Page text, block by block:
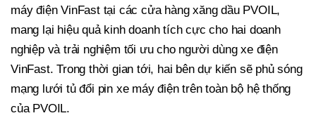
máy điện VinFast tại các cửa hàng xăng dầu PVOIL,
mang lại hiệu quả kinh doanh tích cực cho hai doanh
nghiệp và trải nghiệm tối ưu cho người dùng xe điện
VinFast. Trong thời gian tới, hai bên dự kiến sẽ phủ sóng
mạng lưới tủ đổi pin xe máy điện trên toàn bộ hệ thống
của PVOIL.